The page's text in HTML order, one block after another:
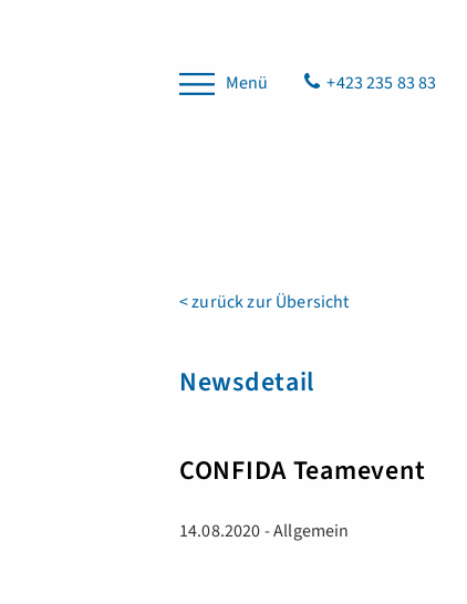
Menü +423 235 83 83
< zurück zur Übersicht
Newsdetail
CONFIDA Teamevent
14.08.2020 - Allgemein